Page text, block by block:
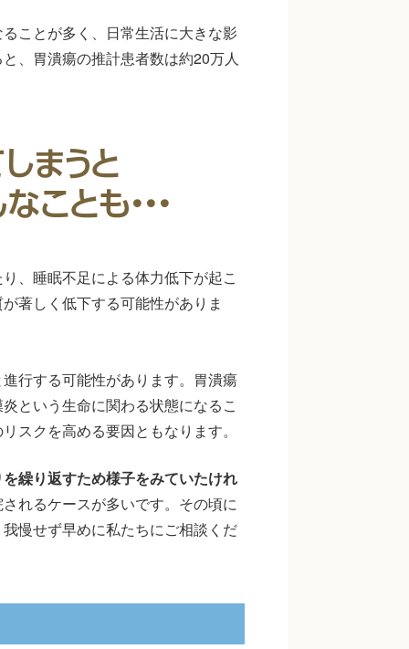
ことが多く、日常生活に大きな影
、胃潰瘍の推計患者数は約20万人
、睡眠不足による体力低下が起こ
著しく低下する可能性がありま
行する可能性があります。胃潰瘍
という生命に関わる状態になるこ
スクを高める要因ともなります。
繰り返すため様子をみていたけれ
れるケースが多いです。その頃に
慢せず早めに私たちにご相談くだ